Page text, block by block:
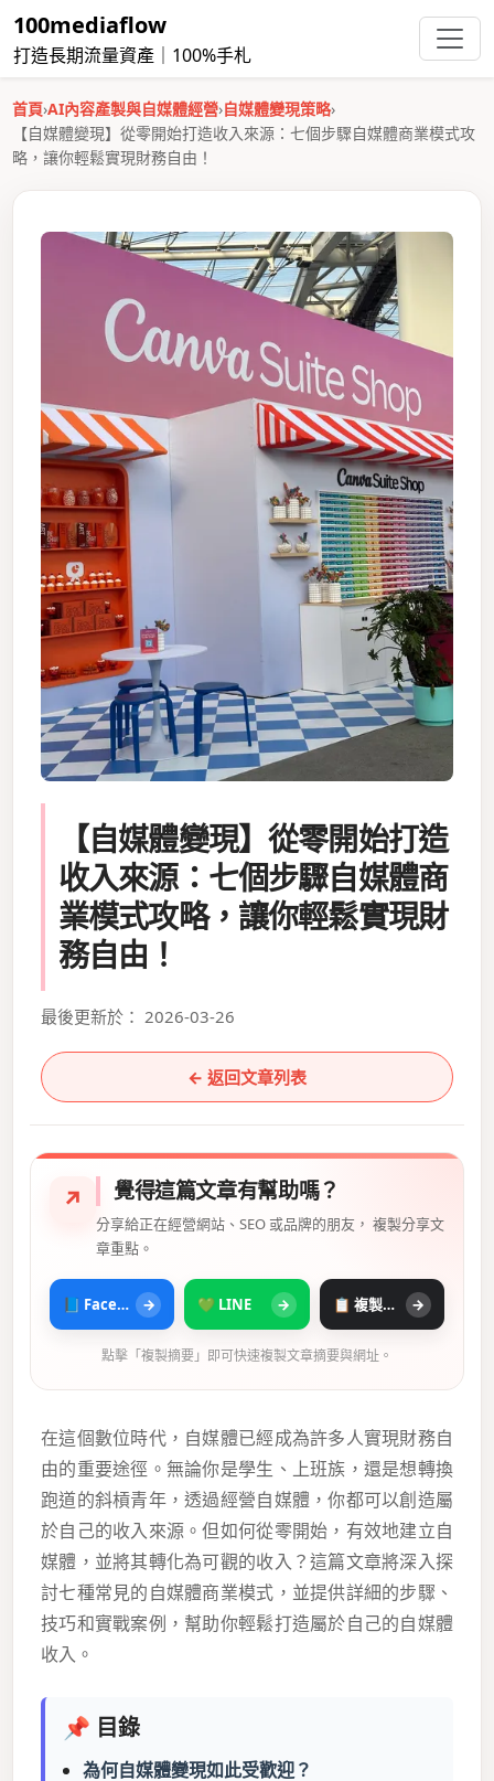
100mediaflow
打造長期流量資產｜100%手札
首頁›AI內容產製與自媒體經營›自媒體變現策略›
【自媒體變現】從零開始打造收入來源：七個步驟自媒體商業模式攻
略，讓你輕鬆實現財務自由！
【自媒體變現】從零開始打造
收入來源：七個步驟自媒體商
業模式攻略，讓你輕鬆實現財
務自由！
最後更新於： 2026-03-26
← 返回文章列表
↗ 覺得這篇文章有幫助嗎？
分享給正在經營網站、SEO 或品牌的朋友， 複製分享文
章重點。
📘 Facebook → 💚 LINE → 📋 複製摘要 →
點擊「複製摘要」即可快速複製文章摘要與網址。
在這個數位時代，自媒體已經成為許多人實現財務自
由的重要途徑。無論你是學生、上班族，還是想轉換
跑道的斜槓青年，透過經營自媒體，你都可以創造屬
於自己的收入來源。但如何從零開始，有效地建立自
媒體，並將其轉化為可觀的收入？這篇文章將深入探
討七種常見的自媒體商業模式，並提供詳細的步驟、
技巧和實戰案例，幫助你輕鬆打造屬於自己的自媒體
收入。
📌 目錄
為何自媒體變現如此受歡迎？